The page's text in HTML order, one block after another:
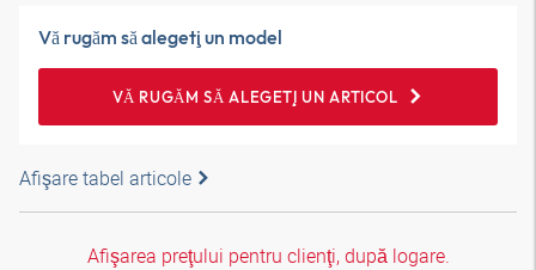
Vă rugăm să alegeţi un model
VĂ RUGĂM SĂ ALEGEŢI UN ARTICOL
Afişare tabel articole
Afişarea preţului pentru clienţi, după logare.